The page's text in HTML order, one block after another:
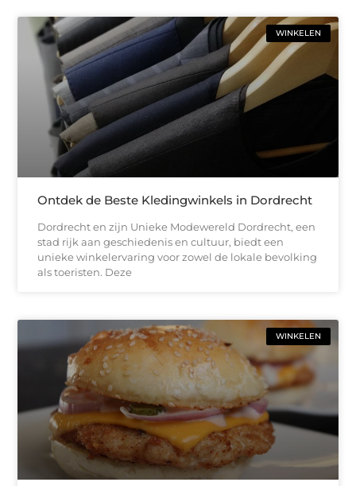
WINKELEN
Ontdek de Beste Kledingwinkels in Dordrecht
Dordrecht en zijn Unieke Modewereld Dordrecht, een
stad rijk aan geschiedenis en cultuur, biedt een
unieke winkelervaring voor zowel de lokale bevolking
als toeristen. Deze
WINKELEN